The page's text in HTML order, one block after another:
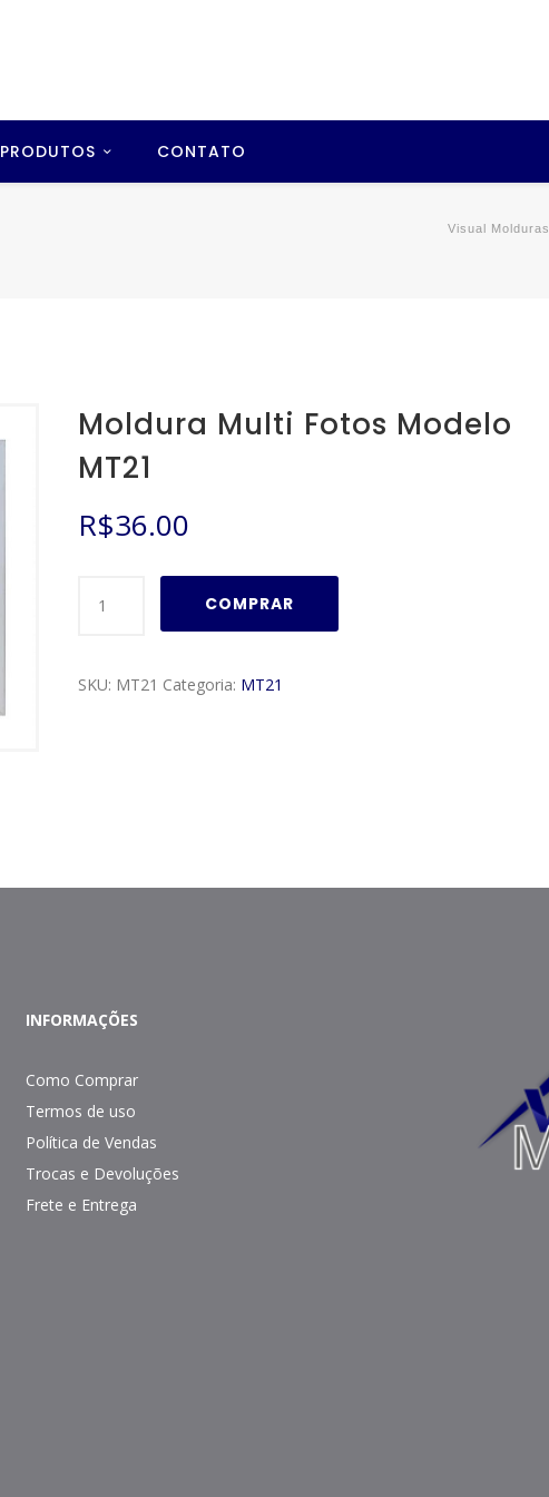
PRODUTOS CONTATO
Visual Molduras
Moldura Multi Fotos Modelo
MT21
R$36.00
Modelo
COMPRAR
SKU: MT21 Categoria: MT21
INFORMAÇÕES
Como Comprar
Termos de uso
Política de Vendas
Trocas e Devoluções
Frete e Entrega